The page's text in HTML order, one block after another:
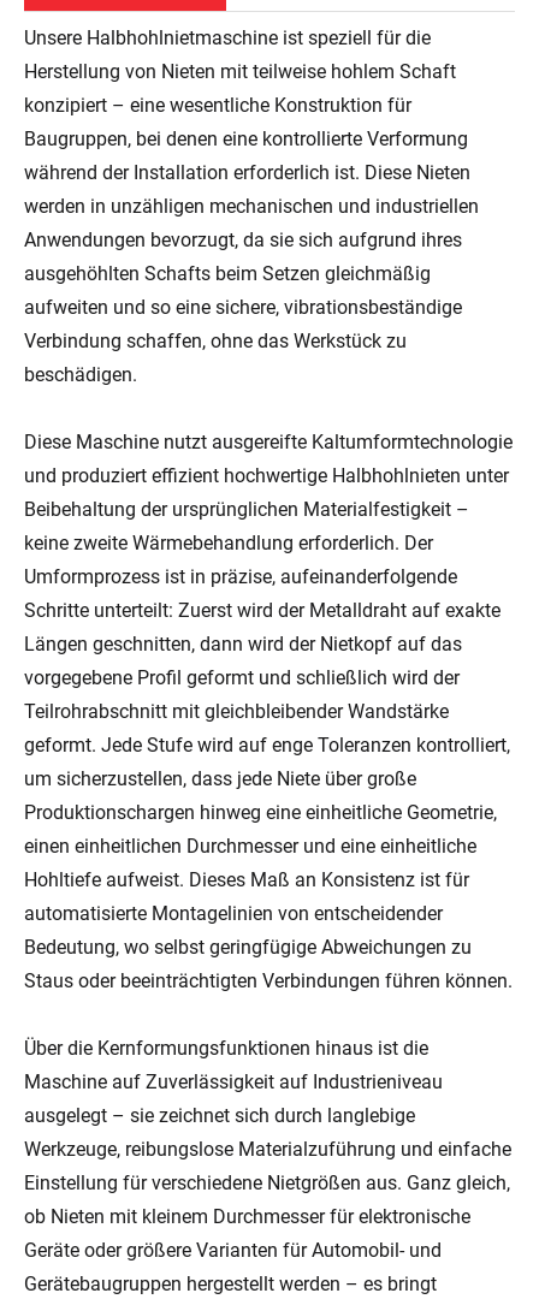
Unsere Halbhohlnietmaschine ist speziell für die
Herstellung von Nieten mit teilweise hohlem Schaft
konzipiert – eine wesentliche Konstruktion für
Baugruppen, bei denen eine kontrollierte Verformung
während der Installation erforderlich ist. Diese Nieten
werden in unzähligen mechanischen und industriellen
Anwendungen bevorzugt, da sie sich aufgrund ihres
ausgehöhlten Schafts beim Setzen gleichmäßig
aufweiten und so eine sichere, vibrationsbeständige
Verbindung schaffen, ohne das Werkstück zu
beschädigen.
Diese Maschine nutzt ausgereifte Kaltumformtechnologie
und produziert effizient hochwertige Halbhohlnieten unter
Beibehaltung der ursprünglichen Materialfestigkeit –
keine zweite Wärmebehandlung erforderlich. Der
Umformprozess ist in präzise, ​​aufeinanderfolgende
Schritte unterteilt: Zuerst wird der Metalldraht auf exakte
Längen geschnitten, dann wird der Nietkopf auf das
vorgegebene Profil geformt und schließlich wird der
Teilrohrabschnitt mit gleichbleibender Wandstärke
geformt. Jede Stufe wird auf enge Toleranzen kontrolliert,
um sicherzustellen, dass jede Niete über große
Produktionschargen hinweg eine einheitliche Geometrie,
einen einheitlichen Durchmesser und eine einheitliche
Hohltiefe aufweist. Dieses Maß an Konsistenz ist für
automatisierte Montagelinien von entscheidender
Bedeutung, wo selbst geringfügige Abweichungen zu
Staus oder beeinträchtigten Verbindungen führen können.
Über die Kernformungsfunktionen hinaus ist die
Maschine auf Zuverlässigkeit auf Industrieniveau
ausgelegt – sie zeichnet sich durch langlebige
Werkzeuge, reibungslose Materialzuführung und einfache
Einstellung für verschiedene Nietgrößen aus. Ganz gleich,
ob Nieten mit kleinem Durchmesser für elektronische
Geräte oder größere Varianten für Automobil- und
Gerätebaugruppen hergestellt werden – es bringt